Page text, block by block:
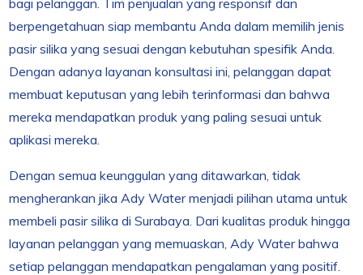
bagi pelanggan. Tim penjualan yang responsif dan
berpengetahuan siap membantu Anda dalam memilih jenis
pasir silika yang sesuai dengan kebutuhan spesifik Anda.
Dengan adanya layanan konsultasi ini, pelanggan dapat
membuat keputusan yang lebih terinformasi dan bahwa
mereka mendapatkan produk yang paling sesuai untuk
aplikasi mereka.
Dengan semua keunggulan yang ditawarkan, tidak
mengherankan jika Ady Water menjadi pilihan utama untuk
membeli pasir silika di Surabaya. Dari kualitas produk hingga
layanan pelanggan yang memuaskan, Ady Water bahwa
setiap pelanggan mendapatkan pengalaman yang positif.